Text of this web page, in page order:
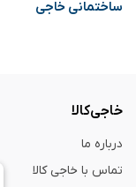
ساختمانی خاجی
خاجی‌کالا
درباره ما
تماس با خاجی کالا